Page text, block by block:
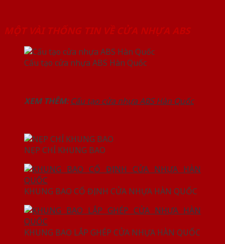
MỘT VÀI THỐNG TIN VỀ CỬA NHỰA ABS
Cấu tạo cửa nhựa ABS Hàn Quốc
XEM THÊM: Cấu tạo cửa nhựa ABS Hàn Quốc
NẸP CHỈ KHUNG BAO
KHUNG BAO CỐ ĐỊNH CỬA NHỰA HÀN QUỐC
KHUNG BAO LẮP GHÉP CỬA NHỰA HÀN QUỐC